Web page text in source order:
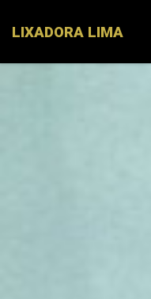
LIXADORA LIMA